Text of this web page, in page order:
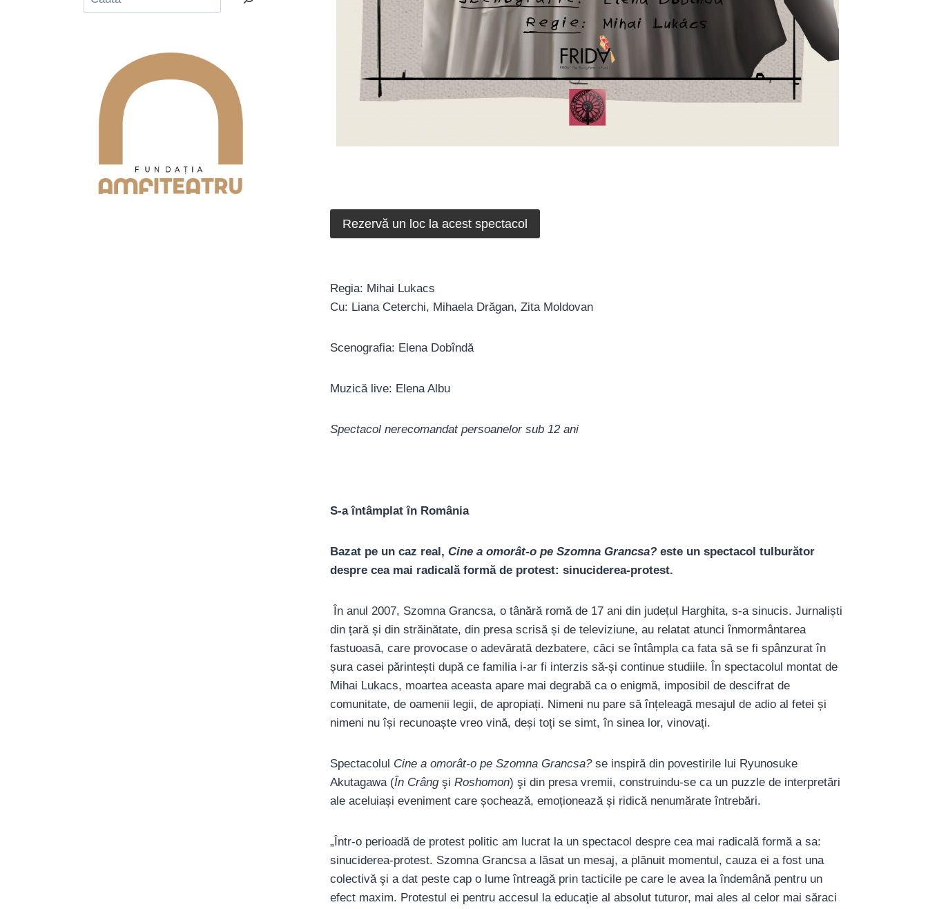
Rezervă un loc la acest spectacol
Regia: Mihai Lukacs
Cu: Liana Ceterchi, Mihaela Drăgan, Zita Moldovan
Scenografia: Elena Dobîndă
Muzică live: Elena Albu
Spectacol nerecomandat persoanelor sub 12 ani
S-a întâmplat în România
Bazat pe un caz real,Cine a omorât-o pe Szomna Grancsa? este un spectacol tulburător
despre cea mai radicală formă de protest: sinuciderea-protest.
În anul 2007, Szomna Grancsa, o tânără romă de 17 ani din județul Harghita, s-a sinucis. Jurnaliști
din țară și din străinătate, din presa scrisă și de televiziune, au relatat atunci înmormântarea
fastuoasă, care provocase o adevărată dezbatere, căci se întâmpla ca fata să se fi spânzurat în
șura casei părintești după ce familia i-ar fi interzis să-și continue studiile. În spectacolul montat de
Mihai Lukacs, moartea aceasta apare mai degrabă ca o enigmă, imposibil de descifrat de
comunitate, de oamenii legii, de apropiați. Nimeni nu pare să înțeleagă mesajul de adio al fetei și
nimeni nu își recunoaște vreo vină, deși toți se simt, în sinea lor, vinovați.
Spectacolul Cine a omorât-o pe Szomna Grancsa?se inspiră din povestirile lui Ryunosuke
Akutagawa (În CrângşiRoshomon) şi din presa vremii, construindu-se ca un puzzle de interpretări
ale aceluiași eveniment care șochează, emoționează și ridică nenumărate întrebări.
„Într-o perioadă de protest politic am lucrat la un spectacol despre cea mai radicală formă a sa:
sinuciderea-protest. Szomna Grancsa a lăsat un mesaj, a plănuit momentul, cauza ei a fost una
colectivă şi a dat peste cap o lume întreagă prin tacticile pe care le avea la îndemână pentru un
efect maxim. Protestul ei pentru accesul la educaţie al absolut tuturor, mai ales al celor mai săraci